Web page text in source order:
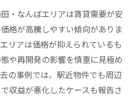
投資会社ランキング活用法ガ
阪不動産投資の資金計画入門
阪での物件選び実践術
スクを抑える大阪物件選び
・なんばエリアは賃貸需要が安
格が高騰しやすい傾向がありま
リアは価格が抑えられているも
や再開発の影響を慎重に見極め
の事例では、駅近物件でも周辺
収益が悪化したケースも報告さ